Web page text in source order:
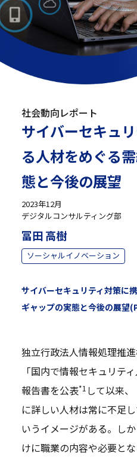
社会動向レポート
サイバーセキュ
る人材をめぐる
態と今後の展望
2023年12月
デジタルコンサルティング部
冨田 高樹
ソーシャルイノベーション
サイバーセキュリティ対策に
ギャップの実態と今後の展望
独立行政法人情報処理推
「国内で情報セキュリテ
報告書を公表*1 して以来
に詳しい人材は常に不足
いうイメージがある。し
けに職業の内容や必要と